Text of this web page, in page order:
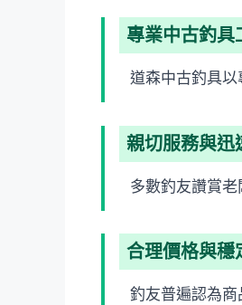
專業中古釣具
道森中古釣具
親切服務與迅
多數釣友讚賞
合理價格與穩
釣友普遍認為商